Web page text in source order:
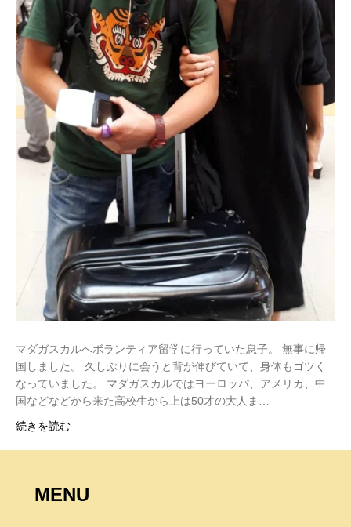
マダガスカルへボランティア留学に行っていた息子。 無事に帰
国しました。 久しぶりに会うと背が伸びていて、身体もゴツく
なっていました。 マダガスカルではヨーロッパ、アメリカ、中
国などなどから来た高校生から上は50才の大人ま…
続きを読む
MENU